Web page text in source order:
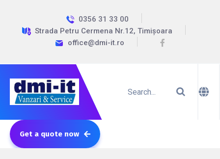
0356 31 33 00
Strada Petru Cermena Nr.12, Timișoara
office@dmi-it.ro
Get a quote now